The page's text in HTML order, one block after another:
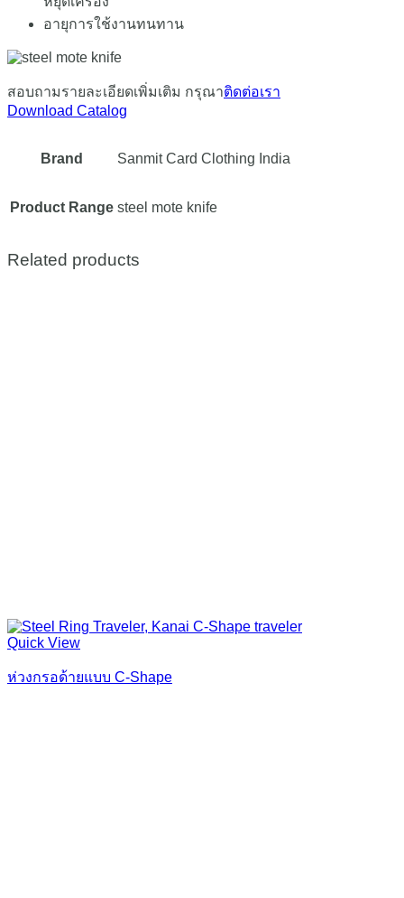
อายุการใช้งานทนทาน
สอบถามรายละเอียดเพิ่มเติม กรุณาติดต่อเรา
Download Catalog
Brand Sanmit Card Clothing India
Product Range steel mote knife
Related products
Quick View
ห่วงกรอด้ายแบบ C-Shape